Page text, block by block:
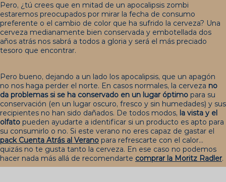
Pero, ¿tú crees que en mitad de un apocalipsis zombi
estaremos preocupados por mirar la fecha de consumo
preferente o el cambio de color que ha sufrido la cerveza? Una
cerveza medianamente bien conservada y embotellada dos
años atrás nos sabrá a todos a gloria y será el más preciado
tesoro que encontrar.
Pero bueno, dejando a un lado los apocalipsis, que un apagón
no nos haga perder el norte. En casos normales, la cerveza no
da problemas si se ha conservado en un lugar óptimo para su
conservación (en un lugar oscuro, fresco y sin humedades) y sus
recipientes no han sido dañados. De todos modos, la vista y el
olfato pueden ayudarte a identificar si un producto es apto para
su consumirlo o no. Si este verano no eres capaz de gastar el
packCuenta Atrás al Verano para refrescarte con el calor...
quizás no te gusta tanto la cerveza. En ese caso no podemos
hacer nada más allá de recomendarte comprar la Moritz Radler.